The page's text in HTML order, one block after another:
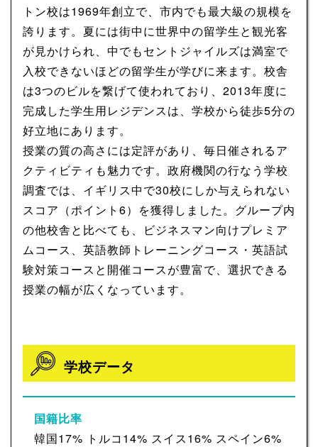
トン校は1969年創立で、市内でも最大級の規模を
誇ります。夏には街中に世界中の留学生と観光客
が見かけられ、中でもセントジャイルズは満室で
入校できないほどの留学生が学びに来ます。校舎
は3つのビルを繋げて使われており、2013年度に
完成した学生用レジデンスは、学校から徒歩5分の
好立地にあります。
授業の質の高さには定評があり、毎日催されるア
クティビティも魅力です。政府機関の行なう学校
調査では、イギリス中で30校にしか与えられない
スコア（ポイント6）を獲得しました。グループ内
の他校舎と比べても、ビジネスマン向けプレミア
ムコース、英語教師トレーニングコース・英語試
験対策コースと開催コースが豊富で、選択できる
授業の幅が広くなっています。
学校データ
国籍比率
韓国17% トルコ14% スイス16% スペイン6%